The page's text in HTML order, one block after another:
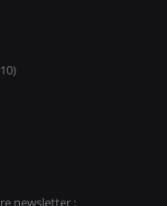
newsletter :